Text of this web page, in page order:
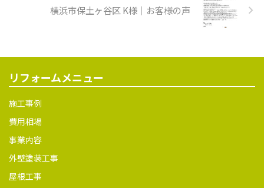
きました。そこで、照明には暖
の美しい木目を引き立たせる
インでまとめています。また、
ガ調の壁紙を貼り、それがおし
ゃれなアクセントになりまし ...
横浜市保土ヶ谷区 K様｜お客様の声
リフォームメニュー
施工事例
費用相場
事業内容
外壁塗装工事
屋根工事